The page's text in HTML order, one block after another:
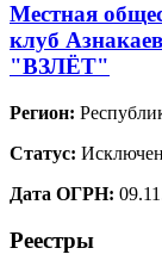
Местная
клуб
"ВЗЛЁТ"
Регион:
Статус:
Дата ОГРН:
Реестры